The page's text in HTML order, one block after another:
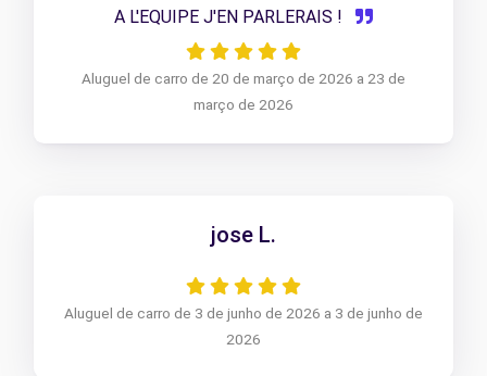
A L'EQUIPE J'EN PARLERAIS !
Aluguel de carro de 20 de março de 2026 a 23 de
março de 2026
jose L.
Aluguel de carro de 3 de junho de 2026 a 3 de junho de
2026